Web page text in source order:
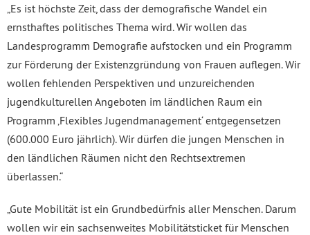
„Es ist höchste Zeit, dass der demografische Wandel ein
ernsthaftes politisches Thema wird. Wir wollen das
Landesprogramm Demografie aufstocken und ein Programm
zur Förderung der Existenzgründung von Frauen auflegen. Wir
wollen fehlenden Perspektiven und unzureichenden
jugendkulturellen Angeboten im ländlichen Raum ein
Programm ‚Flexibles Jugendmanagement‘ entgegensetzen
(600.000 Euro jährlich). Wir dürfen die jungen Menschen in
den ländlichen Räumen nicht den Rechtsextremen
überlassen.“
„Gute Mobilität ist ein Grundbedürfnis aller Menschen. Darum
wollen wir ein sachsenweites Mobilitätsticket für Menschen